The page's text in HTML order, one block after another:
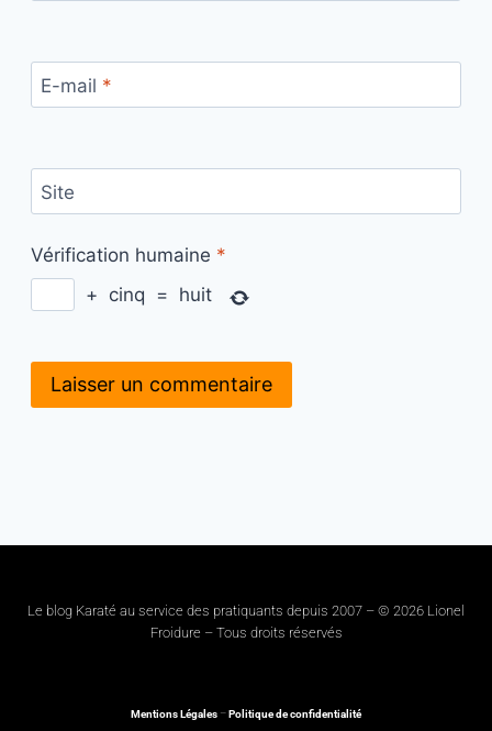
E-mail *
Site
Vérification humaine *
+ cinq = huit
Le blog Karaté au service des pratiquants depuis 2007 – © 2026 Lionel
Froidure – Tous droits réservés
Mentions Légales –Politique de confidentialité